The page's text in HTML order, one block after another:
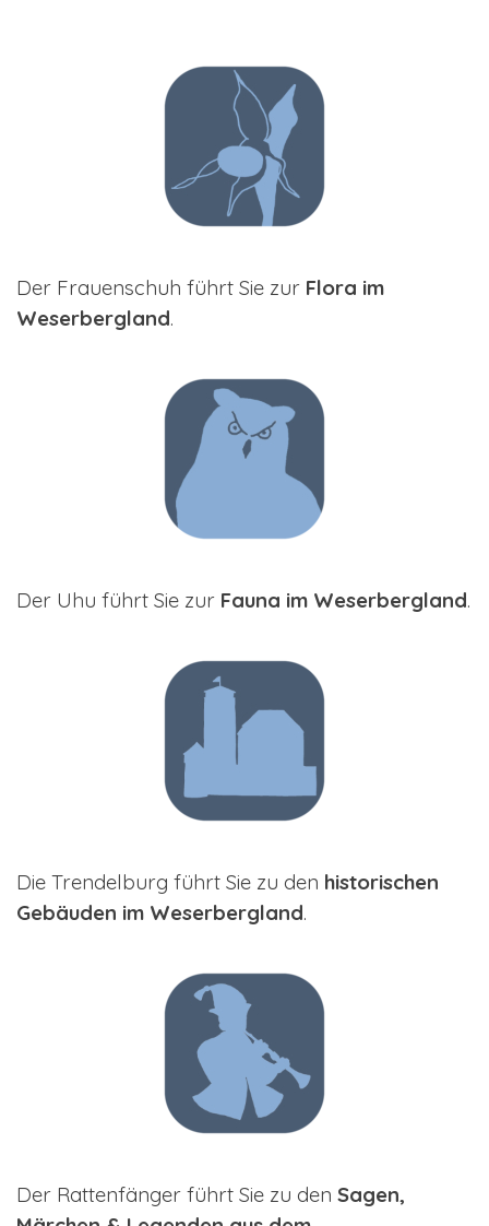
Der Frauenschuh führt Sie zur Flora im
Weserbergland.
Der Uhu führt Sie zur Fauna im Weserbergland.
Die Trendelburg führt Sie zu den historischen
Gebäuden im Weserbergland.
Der Rattenfänger führt Sie zu den Sagen,